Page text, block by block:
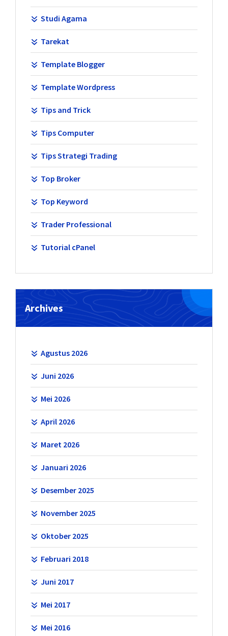
Studi Agama
Tarekat
Template Blogger
Template Wordpress
Tips and Trick
Tips Computer
Tips Strategi Trading
Top Broker
Top Keyword
Trader Professional
Tutorial cPanel
Archives
Agustus 2026
Juni 2026
Mei 2026
April 2026
Maret 2026
Januari 2026
Desember 2025
November 2025
Oktober 2025
Februari 2018
Juni 2017
Mei 2017
Mei 2016